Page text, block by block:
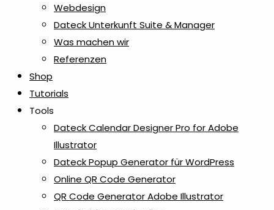
Webdesign
Dateck Unterkunft Suite & Manager
Was machen wir
Referenzen
Shop
Tutorials
Tools
Dateck Calendar Designer Pro for Adobe
Illustrator
Dateck Popup Generator für WordPress
Online QR Code Generator
QR Code Generator Adobe Illustrator